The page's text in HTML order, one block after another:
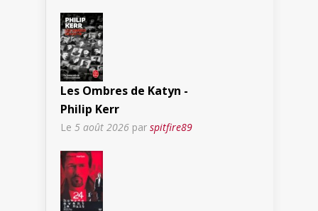
Les Ombres de Katyn -
Philip Kerr
Le 5 août 2026 par spitfire89